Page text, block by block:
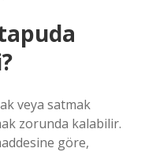
veya satmak
zorunda kalabilir.
göre,